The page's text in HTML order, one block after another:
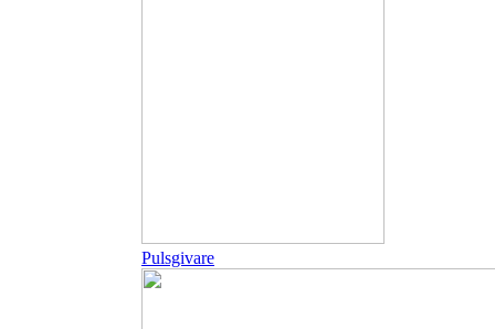
Pulsgivare